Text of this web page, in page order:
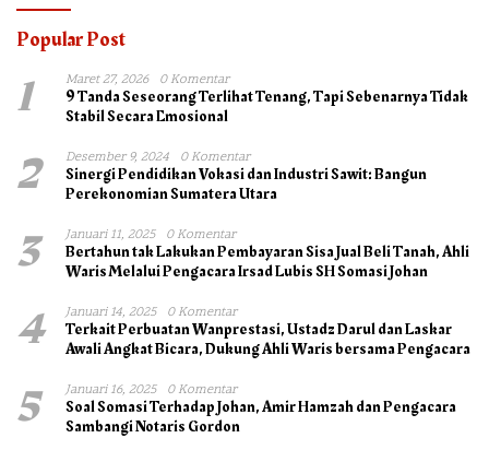
Popular Post
1 Maret 27, 2026 0 Komentar
9 Tanda Seseorang Terlihat Tenang, Tapi Sebenarnya Tidak
Stabil Secara Emosional
2 Desember 9, 2024 0 Komentar
Sinergi Pendidikan Vokasi dan Industri Sawit: Bangun
Perekonomian Sumatera Utara
3 Januari 11, 2025 0 Komentar
Bertahun tak Lakukan Pembayaran Sisa Jual Beli Tanah, Ahli
Waris Melalui Pengacara Irsad Lubis SH Somasi Johan
4 Januari 14, 2025 0 Komentar
Terkait Perbuatan Wanprestasi, Ustadz Darul dan Laskar
Awali Angkat Bicara, Dukung Ahli Waris bersama Pengacara
5 Januari 16, 2025 0 Komentar
Soal Somasi Terhadap Johan, Amir Hamzah dan Pengacara
Sambangi Notaris Gordon